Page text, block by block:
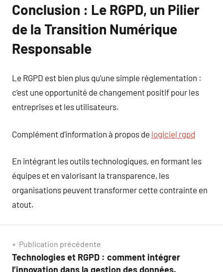
Conclusion : Le RGPD, un Pilier
de la Transition Numérique
Responsable
Le RGPD est bien plus qu’une simple réglementation :
c’est une opportunité de changement positif pour les
entreprises et les utilisateurs.
Complément d’information à propos de logiciel rgpd
En intégrant les outils technologiques, en formant les
équipes et en valorisant la transparence, les
organisations peuvent transformer cette contrainte en
atout.
Navigation
de
Publication précédente
Technologies et RGPD : comment intégrer
l’innovation dans la gestion des données.